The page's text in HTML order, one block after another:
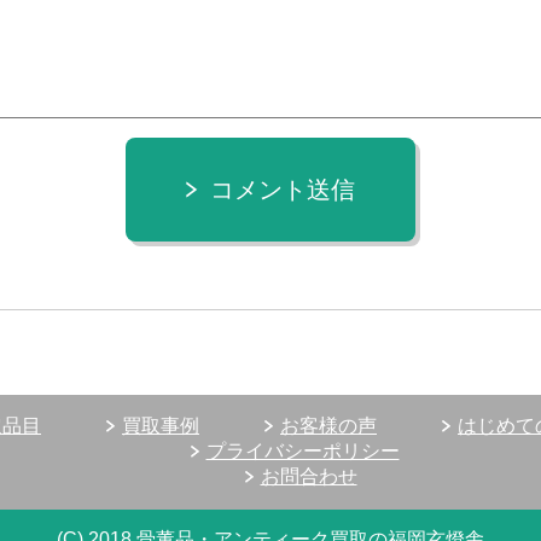
コメント送信
目 買取事例 お客様の声 はじめて
プライバシーポリシー
お問合わせ